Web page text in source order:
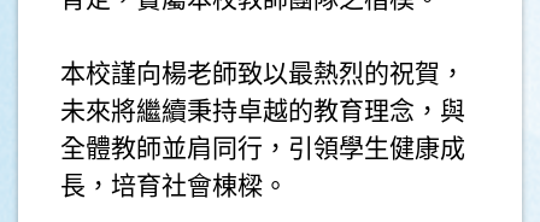
本校謹向楊老師致以最熱烈的祝賀，
未來將繼續秉持卓越的教育理念，與
全體教師並肩同行，引領學生健康成
長，培育社會棟樑。